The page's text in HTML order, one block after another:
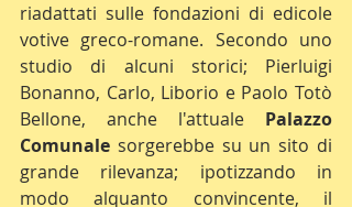
riadattati sulle fondazioni di edicole
votive greco-romane. Secondo uno
studio di alcuni storici; Pierluigi
Bonanno, Carlo, Liborio e Paolo Totò
Bellone, anche l'attuale Palazzo
Comunale sorgerebbe su un sito di
grande rilevanza; ipotizzando in